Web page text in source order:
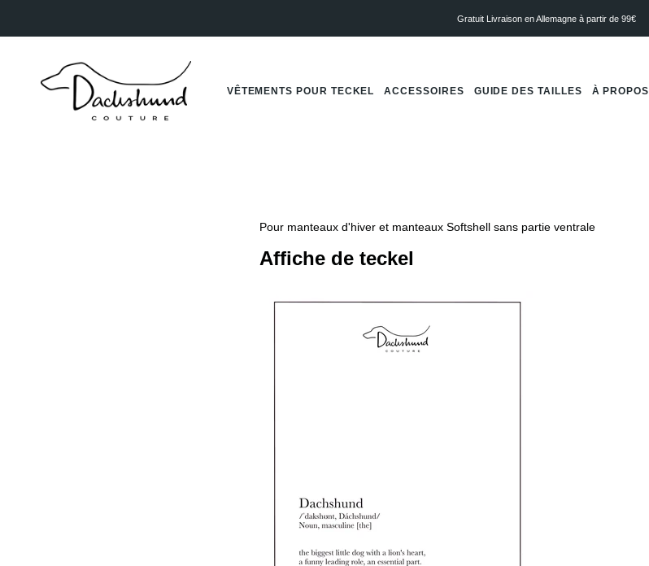
Gratuit Livraison en Allemagne à partir de 99€
VÊTEMENTS POUR TECKEL ACCESSOIRES GUIDE DES TAILLES À PROPOS
Pour manteaux d'hiver et manteaux Softshell sans partie ventrale
Affiche de teckel